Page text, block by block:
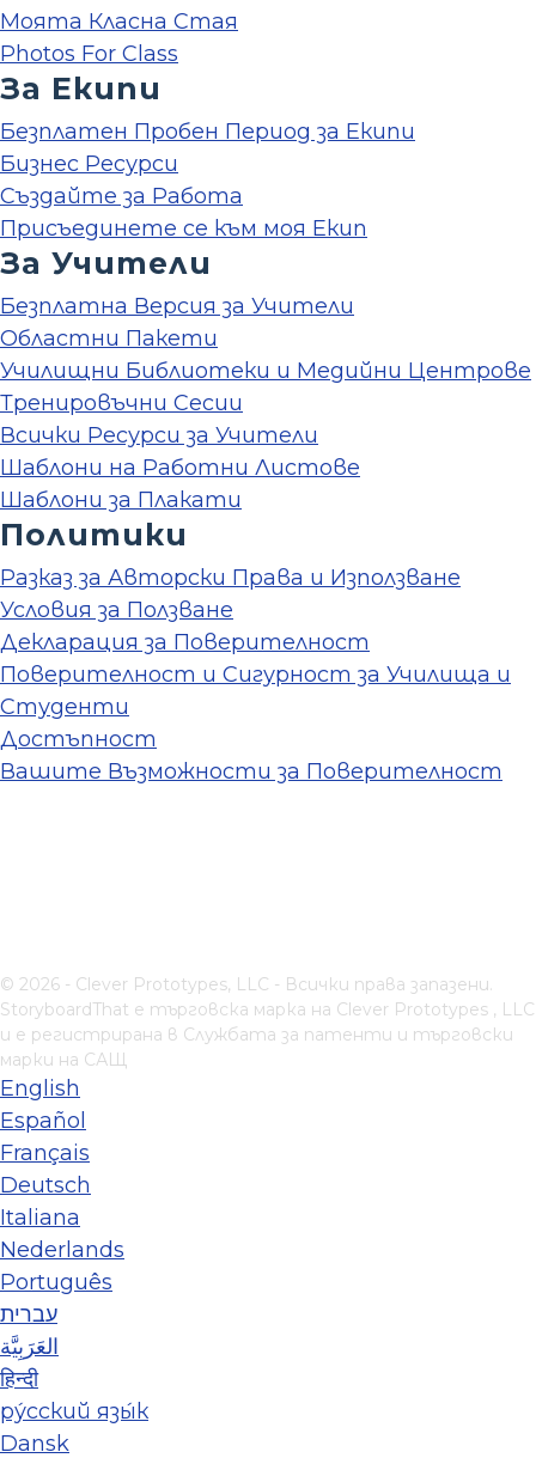
Моята Класна Стая
Photos For Class
За Екипи
Безплатен Пробен Период за Екипи
Бизнес Ресурси
Създайте за Работа
Присъединете се към моя Екип
За Учители
Безплатна Версия за Учители
Областни Пакети
Училищни Библиотеки и Медийни Центрове
Тренировъчни Сесии
Всички Ресурси за Учители
Шаблони на Работни Листове
Шаблони за Плакати
Политики
Разказ за Авторски Права и Използване
Условия за Ползване
Декларация за Поверителност
Поверителност и Сигурност за Училища и
Студенти
Достъпност
Вашите Възможности за Поверителност
© 2026 - Clever Prototypes, LLC - Всички права запазени.
StoryboardThat е търговска марка на Clever Prototypes , LLC
и е регистрирана в Службата за патенти и търговски
марки на САЩ
English
Español
Français
Deutsch
Italiana
Nederlands
Português
עברית
العَرَبِيَّة
हिन्दी
ру́сский язы́к
Dansk